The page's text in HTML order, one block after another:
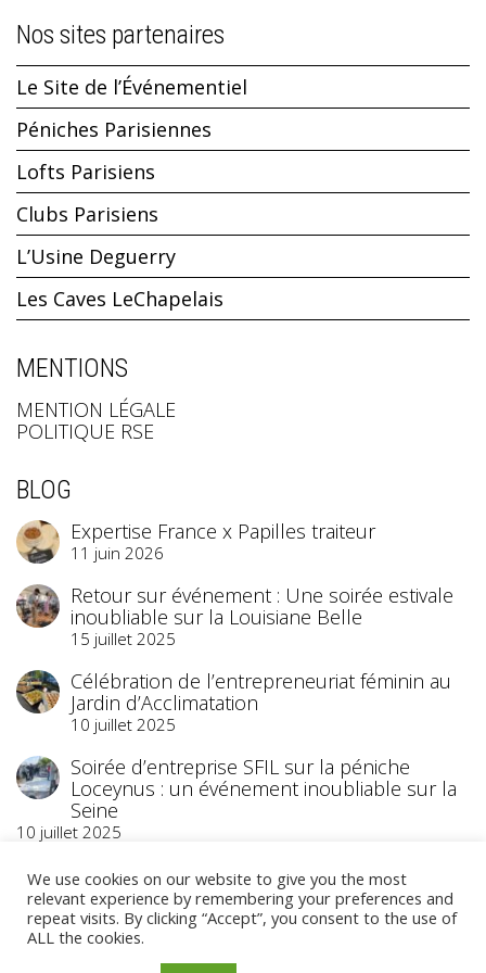
Nos sites partenaires
Le Site de l’Événementiel
Péniches Parisiennes
Lofts Parisiens
Clubs Parisiens
L’Usine Deguerry
Les Caves LeChapelais
MENTIONS
MENTION LÉGALE
POLITIQUE RSE
BLOG
Expertise France x Papilles traiteur
11 juin 2026
Retour sur événement : Une soirée estivale
inoubliable sur la Louisiane Belle
15 juillet 2025
Célébration de l’entrepreneuriat féminin au
Jardin d’Acclimatation
10 juillet 2025
Soirée d’entreprise SFIL sur la péniche
Loceynus : un événement inoubliable sur la
Seine
10 juillet 2025
We use cookies on our website to give you the most
relevant experience by remembering your preferences and
repeat visits. By clicking “Accept”, you consent to the use of
ALL the cookies.